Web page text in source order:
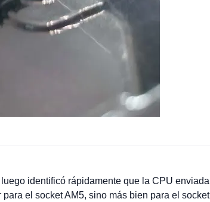
identificó rápidamente que la CPU enviada
el socket AM5, sino más bien para el socket